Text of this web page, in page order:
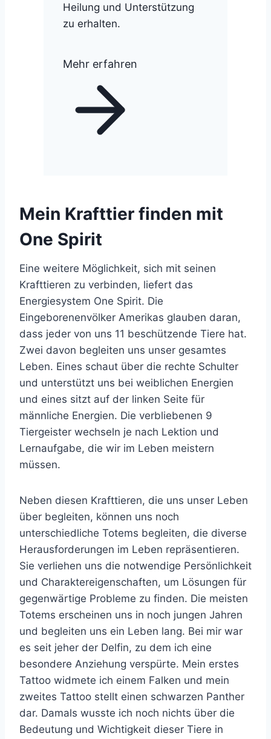
Heilung und Unterstützung
zu erhalten.
Mehr erfahren
Mein Krafttier finden mit
One Spirit
Eine weitere Möglichkeit, sich mit seinen
Krafttieren zu verbinden, liefert das
Energiesystem One Spirit. Die
Eingeborenenvölker Amerikas glauben daran,
dass jeder von uns 11 beschützende Tiere hat.
Zwei davon begleiten uns unser gesamtes
Leben. Eines schaut über die rechte Schulter
und unterstützt uns bei weiblichen Energien
und eines sitzt auf der linken Seite für
männliche Energien. Die verbliebenen 9
Tiergeister wechseln je nach Lektion und
Lernaufgabe, die wir im Leben meistern
müssen.
Neben diesen Krafttieren, die uns unser Leben
über begleiten, können uns noch
unterschiedliche Totems begleiten, die diverse
Herausforderungen im Leben repräsentieren.
Sie verliehen uns die notwendige Persönlichkeit
und Charaktereigenschaften, um Lösungen für
gegenwärtige Probleme zu finden. Die meisten
Totems erscheinen uns in noch jungen Jahren
und begleiten uns ein Leben lang. Bei mir war
es seit jeher der Delfin, zu dem ich eine
besondere Anziehung verspürte. Mein erstes
Tattoo widmete ich einem Falken und mein
zweites Tattoo stellt einen schwarzen Panther
dar. Damals wusste ich noch nichts über die
Bedeutung und Wichtigkeit dieser Tiere in